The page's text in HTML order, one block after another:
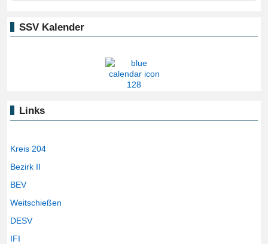
SSV Kalender
Links
Kreis 204
Bezirk II
BEV
Weitschießen
DESV
IFI